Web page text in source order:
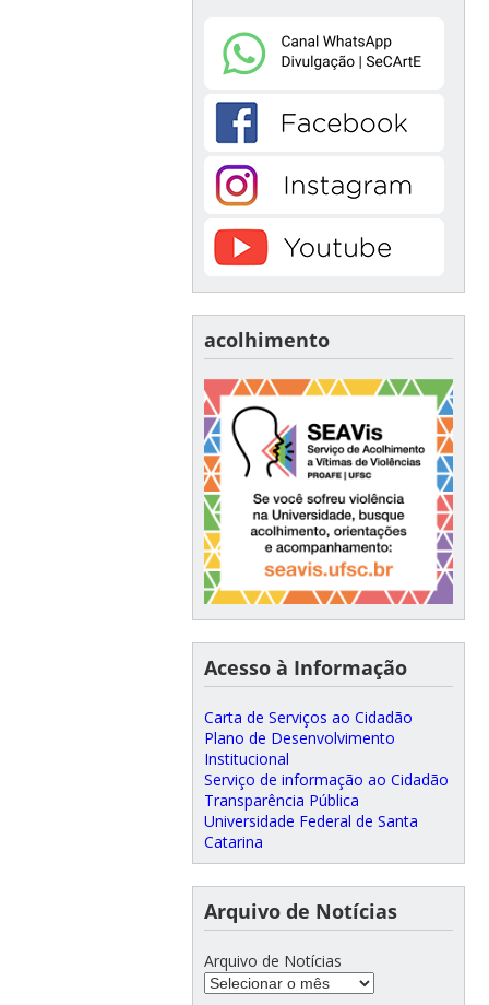
acolhimento
Acesso à Informação
Carta de Serviços ao Cidadão
Plano de Desenvolvimento
Institucional
Serviço de informação ao Cidadão
Transparência Pública
Universidade Federal de Santa
Catarina
Arquivo de Notícias
Arquivo de Notícias